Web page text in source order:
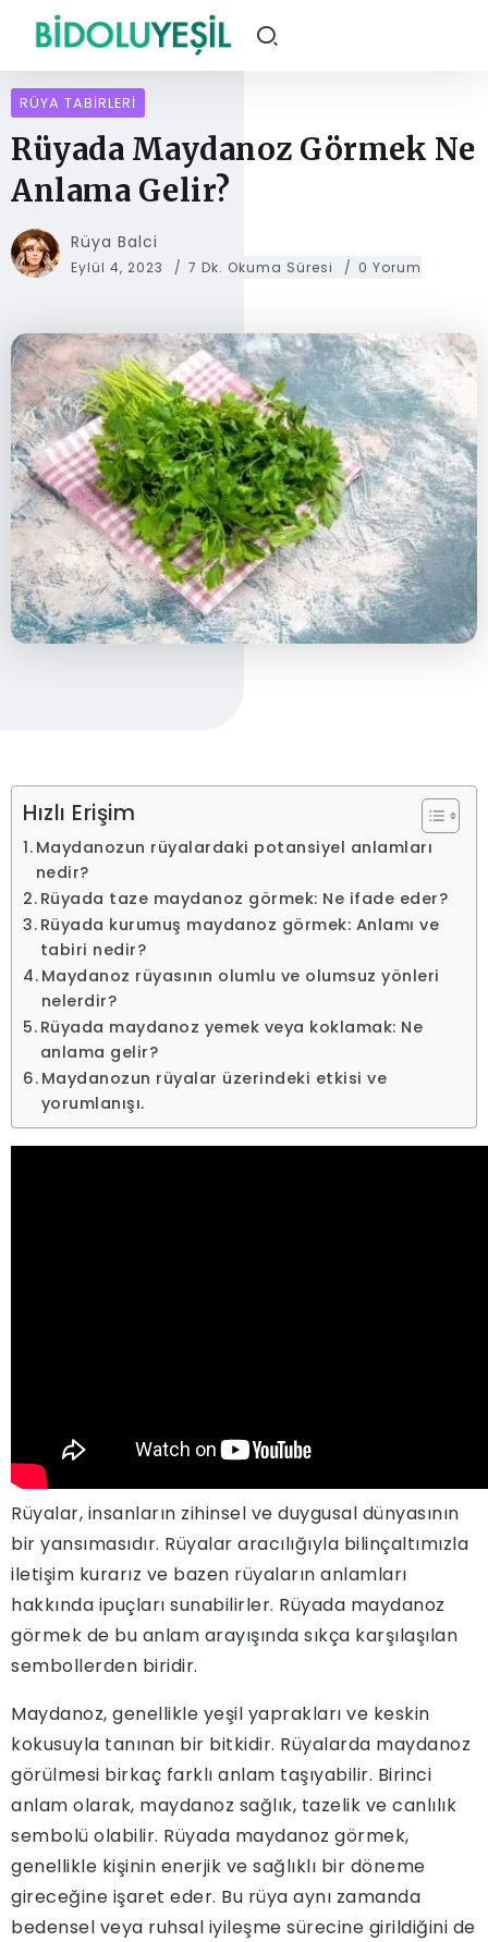
RÜYA TABIRLERI
Rüyada Maydanoz Görmek Ne
Anlama Gelir?
Rüya Balci
Eylül 4, 2023 7 Dk. Okuma Süresi 0 Yorum
Hızlı Erişim
Maydanozun rüyalardaki potansiyel anlamları
nedir?
Rüyada taze maydanoz görmek: Ne ifade eder?
Rüyada kurumuş maydanoz görmek: Anlamı ve
tabiri nedir?
Maydanoz rüyasının olumlu ve olumsuz yönleri
nelerdir?
Rüyada maydanoz yemek veya koklamak: Ne
anlama gelir?
Maydanozun rüyalar üzerindeki etkisi ve
yorumlanışı.
Rüyalar, insanların zihinsel ve duygusal dünyasının
bir yansımasıdır. Rüyalar aracılığıyla bilinçaltımızla
iletişim kurarız ve bazen rüyaların anlamları
hakkında ipuçları sunabilirler. Rüyada maydanoz
görmek de bu anlam arayışında sıkça karşılaşılan
sembollerden biridir.
Maydanoz, genellikle yeşil yaprakları ve keskin
kokusuyla tanınan bir bitkidir. Rüyalarda maydanoz
görülmesi birkaç farklı anlam taşıyabilir. Birinci
anlam olarak, maydanoz sağlık, tazelik ve canlılık
sembolü olabilir. Rüyada maydanoz görmek,
genellikle kişinin enerjik ve sağlıklı bir döneme
gireceğine işaret eder. Bu rüya aynı zamanda
bedensel veya ruhsal iyileşme sürecine girildiğini de